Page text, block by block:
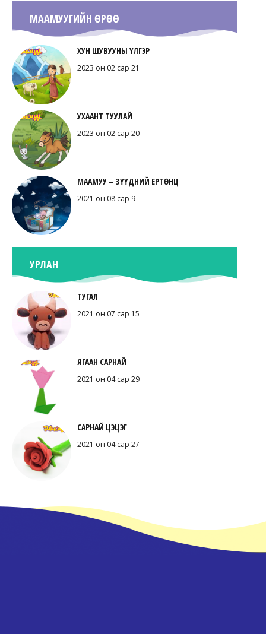
МААМУУГИЙН ӨРӨӨ
ХУН ШУВУУНЫ ҮЛГЭР
2023 он 02 сар 21
УХААНТ ТУУЛАЙ
2023 он 02 сар 20
МААМУУ – ЗҮҮДНИЙ ЕРТӨНЦ
2021 он 08 сар 9
УРЛАН
ТУГАЛ
2021 он 07 сар 15
ЯГААН САРНАЙ
2021 он 04 сар 29
САРНАЙ ЦЭЦЭГ
2021 он 04 сар 27